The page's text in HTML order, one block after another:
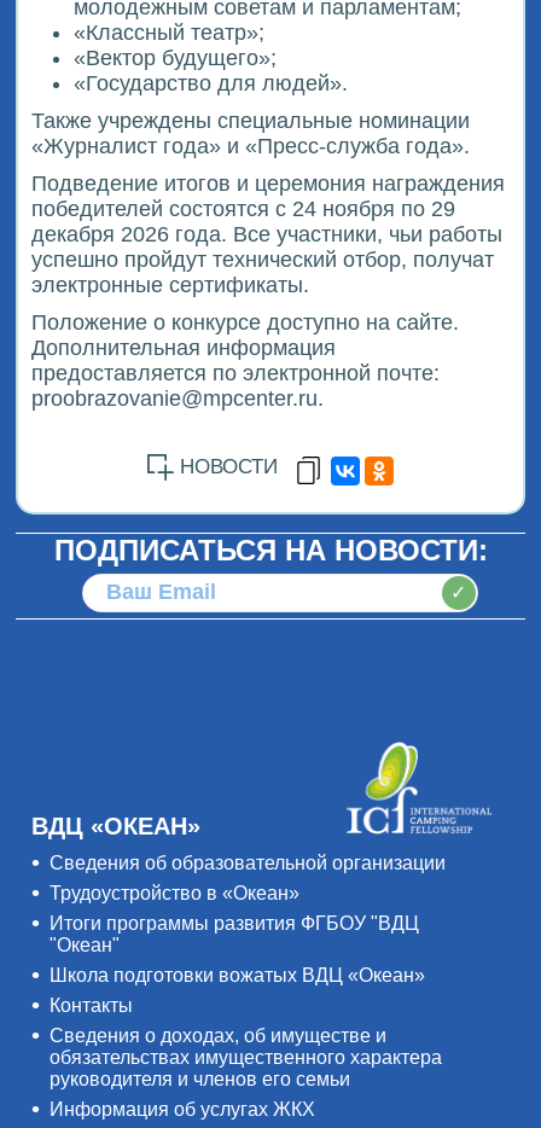
молодежным советам и парламентам;
«Классный театр»;
«Вектор будущего»;
«Государство для людей».
Также учреждены специальные номинации
«Журналист года» и «Пресс-служба года».
Подведение итогов и церемония награждения
победителей состоятся с 24 ноября по 29
декабря 2026 года. Все участники, чьи работы
успешно пройдут технический отбор, получат
электронные сертификаты.
Положение о конкурсе доступно на сайте.
Дополнительная информация
предоставляется по электронной почте:
proobrazovanie@mpcenter.ru.
НОВОСТИ
ПОДПИСАТЬСЯ НА НОВОСТИ:
✓
ВДЦ «ОКЕАН»
Сведения об образовательной организации
Трудоустройство в «Океан»
Итоги программы развития ФГБОУ "ВДЦ
"Океан"
Школа подготовки вожатых ВДЦ «Океан»
Контакты
Сведения о доходах, об имуществе и
обязательствах имущественного характера
руководителя и членов его семьи
Информация об услугах ЖКХ